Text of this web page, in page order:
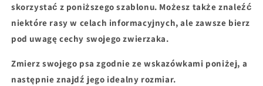
skorzystać z poniższego szablonu. Możesz także znaleźć
niektóre rasy w celach informacyjnych, ale zawsze bierz
pod uwagę cechy swojego zwierzaka.
Zmierz swojego psa zgodnie ze wskazówkami poniżej, a
następnie znajdź jego idealny rozmiar.